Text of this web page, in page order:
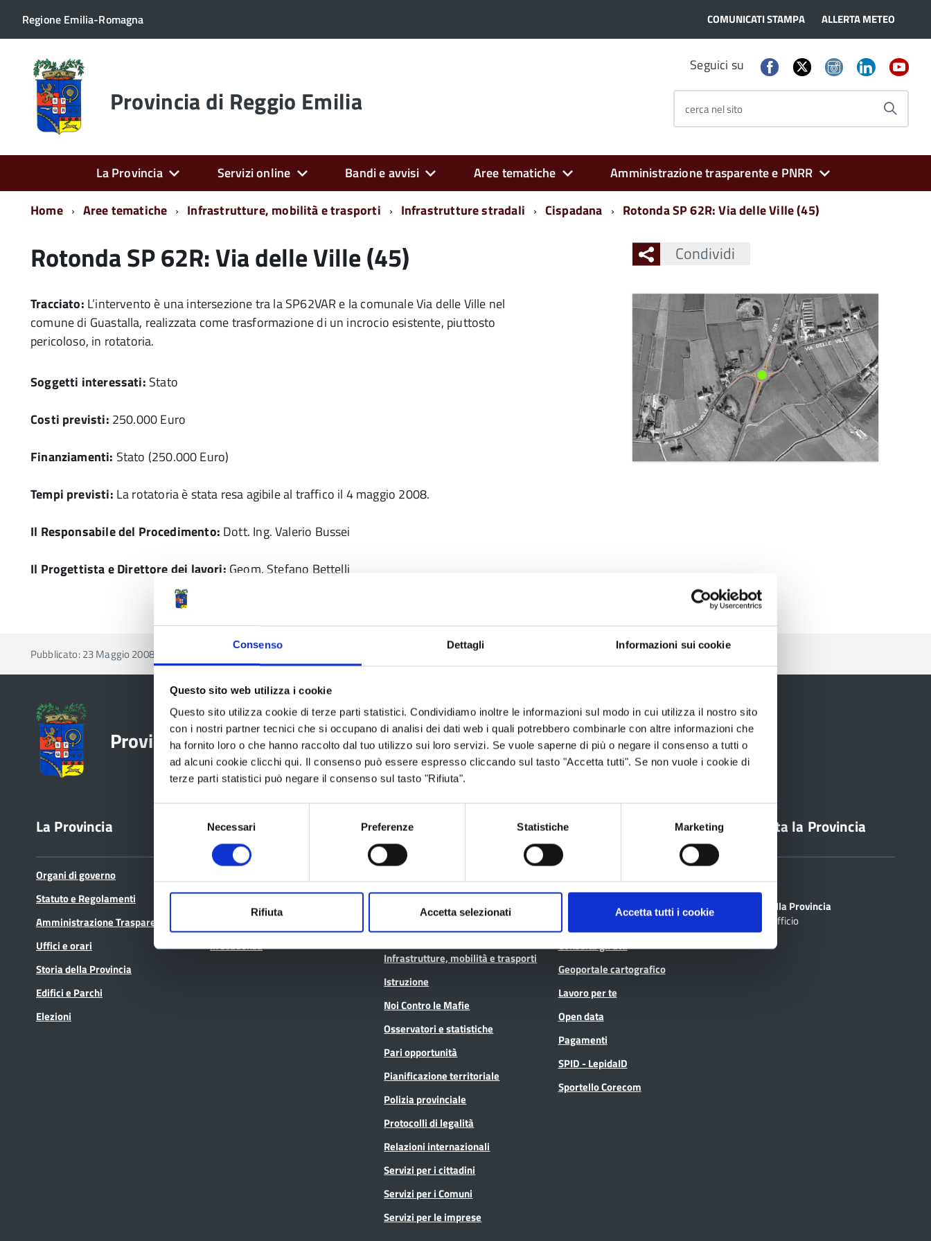
Consenso Dettagli Informazioni sui cookie
Questo sito web utilizza i cookie
Questo sito utilizza cookie di terze parti statistici. Condividiamo inoltre le informazioni sul modo in cui utilizza il nostro sito
con i nostri partner tecnici che si occupano di analisi dei dati web i quali potrebbero combinarle con altre informazioni che
ha fornito loro o che hanno raccolto dal tuo utilizzo sui loro servizi. Se vuole saperne di più o negare il consenso a tutti o
ad alcuni cookie clicchi qui. Il consenso può essere espresso cliccando sul tasto "Accetta tutti". Se non vuole i cookie di
terze parti statistici può negare il consenso sul tasto "Rifiuta".
Necessari Preferenze Statistiche Marketing
Rifiuta Accetta selezionati Accetta tutti i cookie
Regione Emilia-Romagna COMUNICATI STAMPA ALLERTA METEO
Torna
alla
home
page Provincia di Reggio Emilia
Seguici su
cerca nel sito
La Provincia Servizi online Bandi e avvisi Aree tematiche
Amministrazione trasparente e PNRR
Home
Aree tematiche Infrastrutture, mobilità e trasporti Infrastrutture stradali Cispadana Rotonda SP 62R: Via delle Ville (45)
Rotonda SP 62R: Via delle Ville (45)
Tracciato: L’intervento è una intersezione tra la SP62VAR e la comunale Via delle Ville nel
comune di Guastalla, realizzata come trasformazione di un incrocio esistente, piuttosto
pericoloso, in rotatoria.
Soggetti interessati: Stato
Costi previsti: 250.000 Euro
Finanziamenti: Stato (250.000 Euro)
Tempi previsti: La rotatoria è stata resa agibile al traffico il 4 maggio 2008.
Il Responsabile del Procedimento: Dott. Ing. Valerio Bussei
Il Progettista e Direttore dei lavori: Geom. Stefano Bettelli
Condividi
Ingrandisci
l'immagine
Pubblicato: 23 Maggio 2008 Ultima modifica: 20 Giugno 2008
Provincia di Reggio Emilia
La Provincia
Organi di governo
Statuto e Regolamenti
Amministrazione Trasparente
Uffici e orari
Storia della Provincia
Edifici e Parchi
Elezioni
Bandi e avvisi
Avvisi pubblici
In scadenza
Aree tematiche
Bilancio
Sanitaria (CTSS)
Infrastrutture, mobilità e trasporti
Istruzione
Noi Contro le Mafie
Osservatori e statistiche
Pari opportunità
Pianificazione territoriale
Polizia provinciale
Protocolli di legalità
Relazioni internazionali
Servizi per i cittadini
Servizi per i Comuni
Servizi per le imprese
Servizi online
Albo pretorio
Consulta gli atti
Geoportale cartografico
Lavoro per te
Open data
Pagamenti
SPID - LepidaID
Sportello Corecom
Contatta la Provincia
Sedi
PEC
Scrivi alla Provincia
Cerca Ufficio